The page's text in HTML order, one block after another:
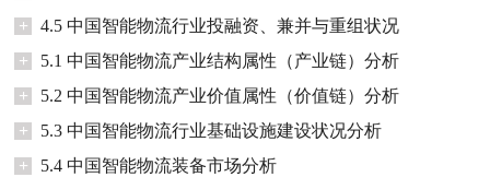
+
4.5 中国智能物流行业投融资、兼并与重组状况
+
5.1 中国智能物流产业结构属性（产业链）分析
+
5.2 中国智能物流产业价值属性（价值链）分析
+
5.3 中国智能物流行业基础设施建设状况分析
+
5.4 中国智能物流装备市场分析